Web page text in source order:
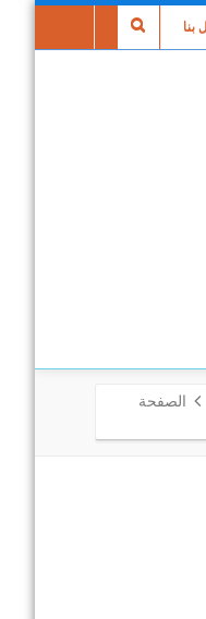
بنا
الصفحة